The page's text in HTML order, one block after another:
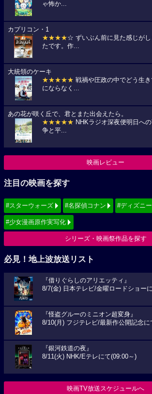
ゃ怖か...
カプリコン・1
★★★★☆ ずいぶん前に見た感じがし
たです。作...
大統領のケーキ
★★★★★ 戦禍や圧政の中でどう生
にならなく...
あの花が咲く丘で、君とまた出会えたら。
★★★★★ NHKラジオ深夜便明日へ
争と平...
映画レビュー
注目の映画を探す
#スターウォーズ #名探偵コナン #ディズニー
#少女漫画原作実写化
シリーズ・映画祭作品を探す
必見！地上波放送リスト
『借りぐらしのアリエッティ』
8/7(金) 日本テレビ/金曜ロードショー
『怪盗グルーのミニオン超変身』
8/10(月) フジテレビ/最新作公開記念に
『銀河鉄道の夜』
8/11(火) NHK/Eテレにて(09:00～)
映画TV放送スケジュールへ